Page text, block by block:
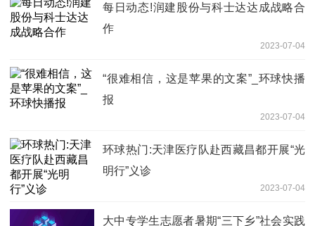
每日动态!润建股份与科士达达成战略合
作
2023-07-04
“很难相信，这是苹果的文案”_环球快播
报
2023-07-04
环球热门:天津医疗队赴西藏昌都开展“光
明行”义诊
2023-07-04
大中专学生志愿者暑期“三下乡”社会实践